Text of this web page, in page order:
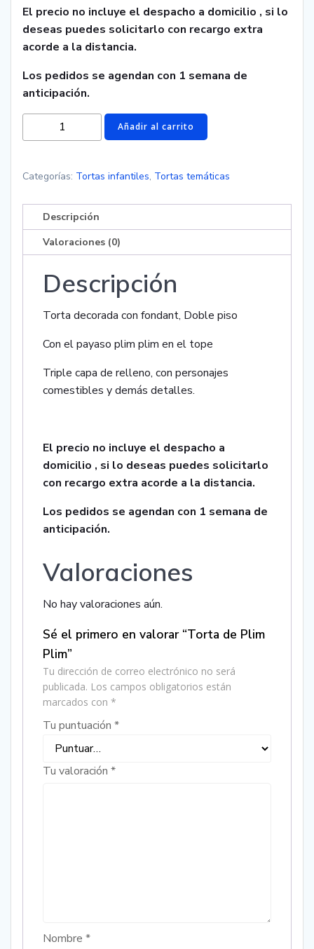
El precio no incluye el despacho a domicilio , si lo
deseas puedes solicitarlo con recargo extra
acorde a la distancia.
Los pedidos se agendan con 1 semana de
anticipación.
de
Plim
Añadir al carrito
Categorías: Tortas infantiles, Tortas temáticas
Descripción
Valoraciones (0)
Descripción
Torta decorada con fondant, Doble piso
Con el payaso plim plim en el tope
Triple capa de relleno, con personajes
comestibles y demás detalles.
El precio no incluye el despacho a
domicilio , si lo deseas puedes solicitarlo
con recargo extra acorde a la distancia.
Los pedidos se agendan con 1 semana de
anticipación.
Valoraciones
No hay valoraciones aún.
Sé el primero en valorar “Torta de Plim
Plim”
Tu dirección de correo electrónico no será
publicada. Los campos obligatorios están
marcados con *
Tu puntuación *
Tu valoración *
Nombre *